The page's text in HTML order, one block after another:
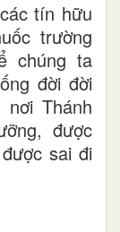
tín hữu
trường
chúng ta
đời đời
nơi Thánh
được
sai đi